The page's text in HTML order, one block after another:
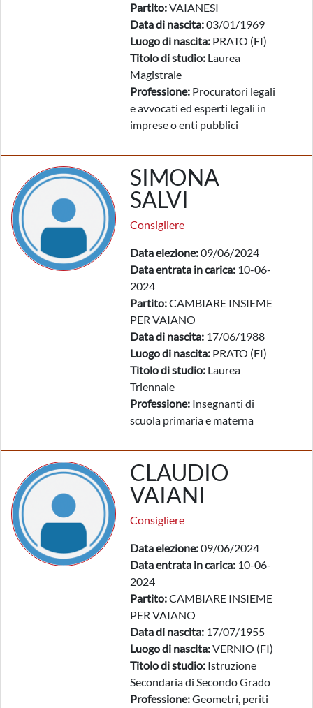
Partito:VAIANESI
Data di nascita:03/01/1969
Luogo di nascita: PRATO (FI)
Titolo di studio: Laurea
Magistrale
Professione: Procuratori legali
e avvocati ed esperti legali in
imprese o enti pubblici
SIMONA
SALVI
Consigliere
Data elezione:09/06/2024
Data entrata in carica: 10-06-
2024
Partito:CAMBIARE INSIEME
PER VAIANO
Data di nascita: 17/06/1988
Luogo di nascita: PRATO (FI)
Titolo di studio: Laurea
Triennale
Professione: Insegnanti di
scuola primaria e materna
CLAUDIO
VAIANI
Consigliere
Data elezione:09/06/2024
Data entrata in carica: 10-06-
2024
Partito:CAMBIARE INSIEME
PER VAIANO
Data di nascita: 17/07/1955
Luogo di nascita:VERNIO (FI)
Titolo di studio: Istruzione
Secondaria di Secondo Grado
Professione:Geometri, periti